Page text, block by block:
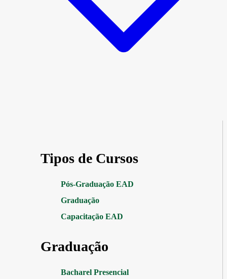
Tipos de Cursos
Pós-Graduação EAD
Graduação
Capacitação EAD
Graduação
Bacharel Presencial